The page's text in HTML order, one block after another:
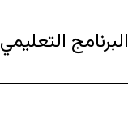
البرنامج التعليمي